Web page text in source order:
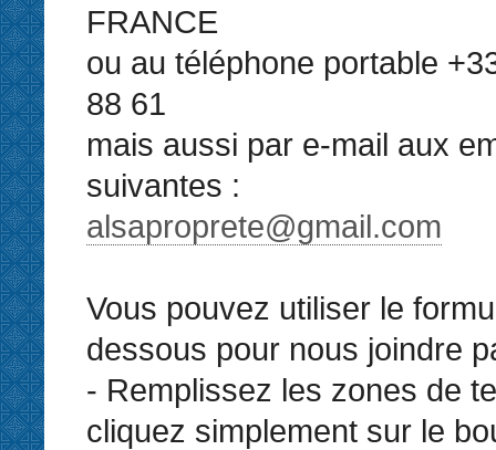
FRANCE
ou au téléphone portable
88 61
mais aussi par e-mail aux
suivantes :
alsaproprete@gmail.com
Vous pouvez utiliser le
dessous pour nous joindre
- Remplissez les zones de
cliquez simplement sur le